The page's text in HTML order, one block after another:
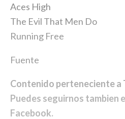
Aces High
The Evil That Men Do
Running Free
Fuente
Contenido perteneciente a
Puedes seguirnos tambien
Facebook.